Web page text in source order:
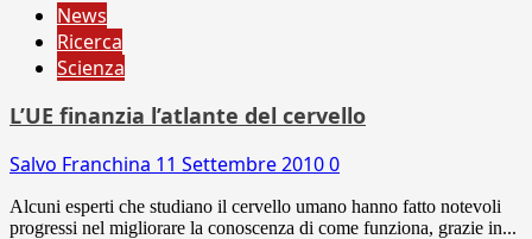
News
Ricerca
Scienza
L’UE finanzia l’atlante del cervello
Salvo Franchina 11 Settembre 20100
Alcuni esperti che studiano il cervello umano hanno fatto notevoli
progressi nel migliorare la conoscenza di come funziona, grazie in...